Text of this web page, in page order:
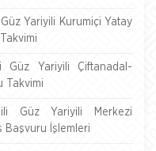
Yariyili Kurumiçi Yatay
Güz Yariyili Çiftanadal-
Takvimi
Güz Yariyili Merkezi
Başvuru İşlemleri